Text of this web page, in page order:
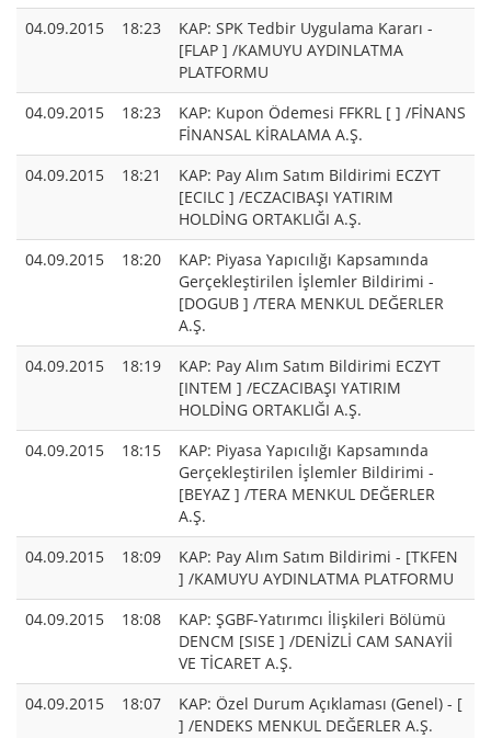
04.09.2015
18:23
KAP: SPK Tedbir Uygulama Kararı -
[FLAP ] /KAMUYU AYDINLATMA
PLATFORMU
04.09.2015
18:23
KAP: Kupon Ödemesi FFKRL [ ] /FİNANS
FİNANSAL KİRALAMA A.Ş.
04.09.2015
18:21
KAP: Pay Alım Satım Bildirimi ECZYT
[ECILC ] /ECZACIBAŞI YATIRIM
HOLDİNG ORTAKLIĞI A.Ş.
04.09.2015
18:20
KAP: Piyasa Yapıcılığı Kapsamında
Gerçekleştirilen İşlemler Bildirimi -
[DOGUB ] /TERA MENKUL DEĞERLER
A.Ş.
04.09.2015
18:19
KAP: Pay Alım Satım Bildirimi ECZYT
[INTEM ] /ECZACIBAŞI YATIRIM
HOLDİNG ORTAKLIĞI A.Ş.
04.09.2015
18:15
KAP: Piyasa Yapıcılığı Kapsamında
Gerçekleştirilen İşlemler Bildirimi -
[BEYAZ ] /TERA MENKUL DEĞERLER
A.Ş.
04.09.2015
18:09
KAP: Pay Alım Satım Bildirimi - [TKFEN
] /KAMUYU AYDINLATMA PLATFORMU
04.09.2015
18:08
KAP: ŞGBF-Yatırımcı İlişkileri Bölümü
DENCM [SISE ] /DENİZLİ CAM SANAYİİ
VE TİCARET A.Ş.
04.09.2015
18:07
KAP: Özel Durum Açıklaması (Genel) - [
] /ENDEKS MENKUL DEĞERLER A.Ş.